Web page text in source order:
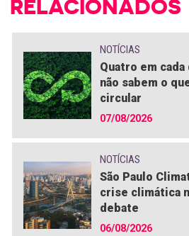
RELACIONADOS
NOTÍCIAS
Quatro em
não sabem o
circular
07/08/2026
NOTÍCIAS
São Paulo
crise climática
debate
06/08/2026